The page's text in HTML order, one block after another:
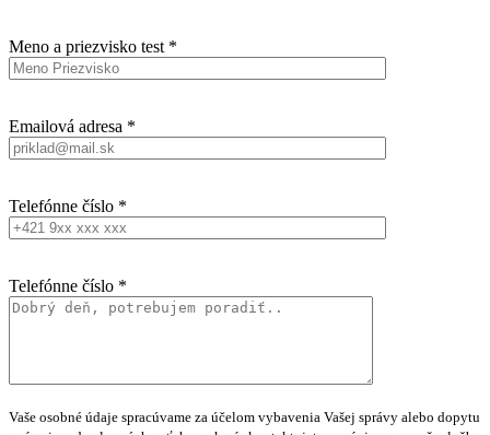
Meno a priezvisko test *
Emailová adresa *
Telefónne číslo *
Telefónne číslo *
Vaše osobné údaje spracúvame za účelom vybavenia Vašej správy alebo dopytu